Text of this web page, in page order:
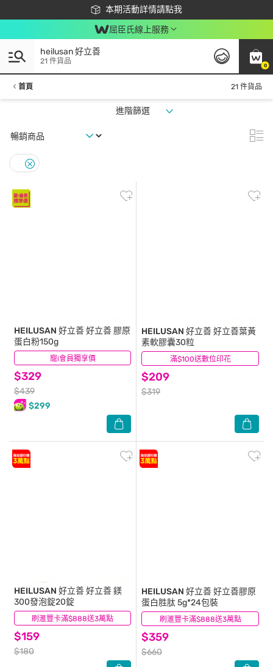
本期活動詳情請點我
下載app最高回饋$350
屈臣氏線上服務
0
heilusan 好立善
21 件貨品
首頁 21 件貨品
進階篩選
寵i會員獨享價
HEILUSAN 好立善好立善 膠原
蛋白粉150g
$329
$439
$299
(103) 滿$100送數位印花
HEILUSAN 好立善好立善葉黃
素軟膠囊30粒
$209
$319
(130)
刷滙豐卡滿$888送3萬點
HEILUSAN 好立善好立善 鎂
300發泡錠20錠
$159
$180
(15) 刷滙豐卡滿$888送3萬點
HEILUSAN 好立善好立善膠原
蛋白胜肽 5g*24包裝
$359
$660
(5)